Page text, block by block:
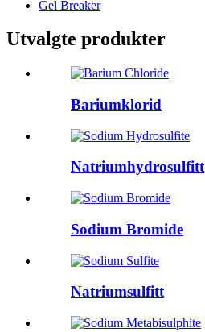
Gel Breaker
Utvalgte produkter
Bariumklorid
Natriumhydrosulfitt
Sodium Bromide
Natriumsulfitt